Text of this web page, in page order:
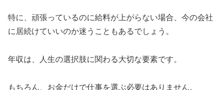
特に、頑張っているのに給料が上がらない場合、今の会社
に居続けていいのか迷うこともあるでしょう。
年収は、人生の選択肢に関わる大切な要素です。
もちろん、お金だけで仕事を選ぶ必要はありません。